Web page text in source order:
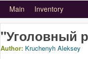
Primary_tsvetaeva
Main Inventory
"Уголовный
Author: Kruchenyh Aleksey